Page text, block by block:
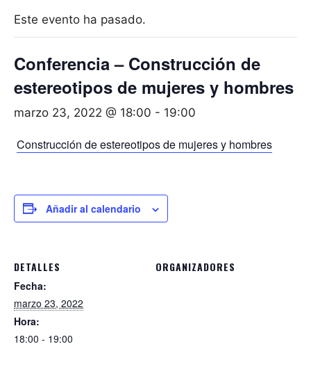
Este evento ha pasado.
Conferencia – Construcción de
estereotipos de mujeres y hombres
marzo 23, 2022 @ 18:00 - 19:00
Construcción de estereotipos de mujeres y hombres
Añadir al calendario
DETALLES
Fecha:
marzo 23, 2022
Hora:
18:00 - 19:00
ORGANIZADORES